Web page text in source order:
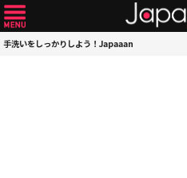
手洗いをしっかりしよう！Japaaan